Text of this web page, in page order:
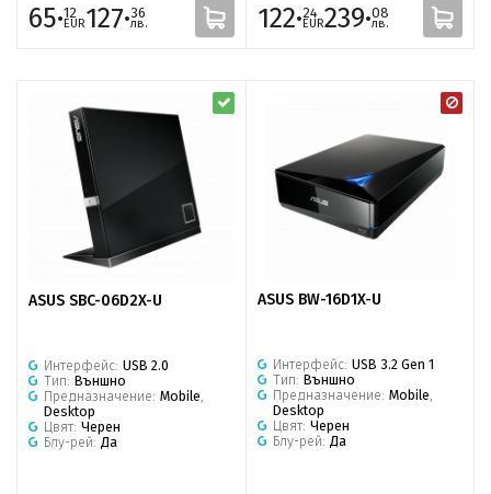
65·12
EUR127·36
лв. 122·24
EUR239·08
лв.
ASUS SBC-06D2X-U
Интерфейс: USB 2.0
Тип: Външно
Предназначение: Mobile,
Desktop
Цвят: Черен
Блу-рей: Да
ASUS BW-16D1X-U
Интерфейс: USB 3.2 Gen 1
Тип: Външно
Предназначение: Mobile,
Desktop
Цвят: Черен
Блу-рей: Да